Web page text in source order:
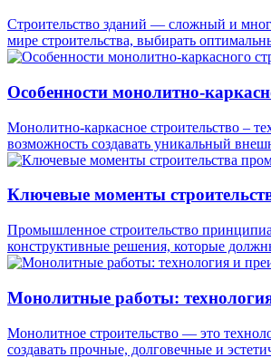
Строительство зданий — сложный и
мире строительства, выбирать
Особенности монолитно-
Монолитно-каркасное строительство –
возможность создавать уникальный
Ключевые моменты
Промышленное строительство
конструктивные решения, которые
Монолитные работы:
Монолитное строительство — это
создавать прочные, долговечные и